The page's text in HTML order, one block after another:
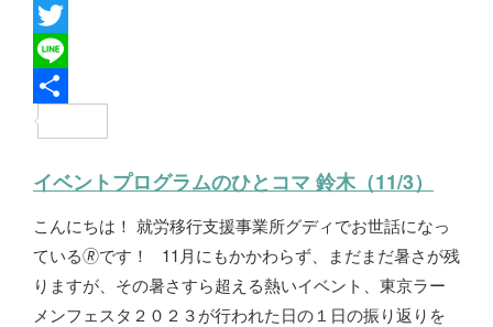
F
a
c
e
o
o
k
T
w
i
t
e
r
L
i
e
イベントプログラムのひとコマ 鈴木（11/3）
こんにちは！ 就労移行支援事業所グディでお世話になっ
ている🄬です！ 11月にもかかわらず、まだまだ暑さが残
りますが、その暑さすら超える熱いイベント、東京ラー
メンフェスタ２０２３が行われた日の１日の振り返りを